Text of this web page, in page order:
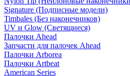
Signature (Подписные модели)
Timbales (Без наконечников)
UV и Glow (Светящиеся)
Палочки Ahead
Запчасти для палочек Ahead
Палочки Arborea
Палочки Artbeat
American Series